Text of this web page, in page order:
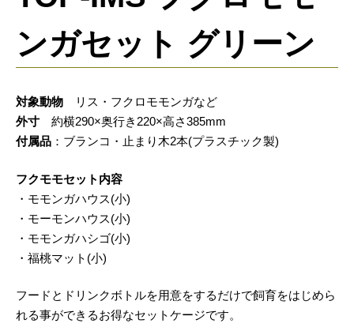
ンガセット グリーン
対象動物 リス・フクロモモンガなど
外寸 約横290×奥行き220×高さ385mm
付属品 ：ブランコ・止まり木2本(プラスチック製)
フクモモセット内容
・モモンガハウス(小)
・モーモンハウス(小)
・モモンガハシゴ(小)
・福桃マット(小)
フードとドリンクボトルを用意をするだけで飼育をはじめら
れる事ができるお得なセットケージです。